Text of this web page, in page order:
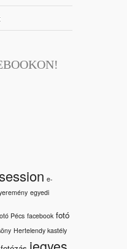
e-
egyedi
Pécs facebook fotó
Hertelendy kastély